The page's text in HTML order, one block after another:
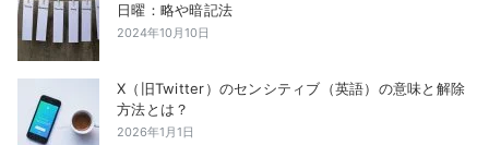
日曜：略や暗記法
2024年10月10日
X（旧Twitter）のセンシティブ（英語）の意味と解除
方法とは？
2026年1月1日